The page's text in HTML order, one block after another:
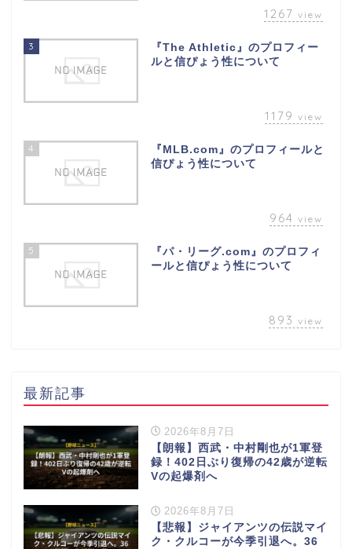
1267 view
3
『The Athletic』のプロフィー
ルと信ぴょう性について
1179 view
4
『MLB.com』のプロフィールと
信ぴょう性について
964 view
5
『パ・リーグ.com』のプロフィ
ールと信ぴょう性について
893 view
最新記事
2026年8月7日
【朗報】西武・中村剛也が1軍登
録！402日ぶり復帰の42歳が逆転
Vの起爆剤へ
2026年8月7日
【悲報】ジャイアンツの伝説マイ
ク・クルコーが今季引退へ。36